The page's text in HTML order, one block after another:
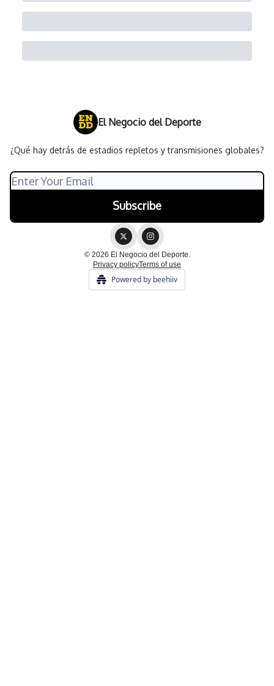
El Negocio del Deporte
¿Qué hay detrás de estadios repletos y transmisiones globales?
© 2026 El Negocio del Deporte.
Privacy policyTerms of use
Powered by beehiiv